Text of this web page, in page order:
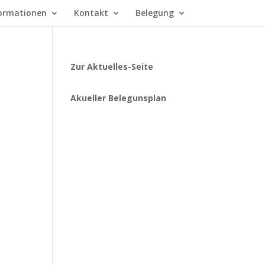
Kontakt Belegung
Zur Aktuelles-Seite
Akueller Belegunsplan